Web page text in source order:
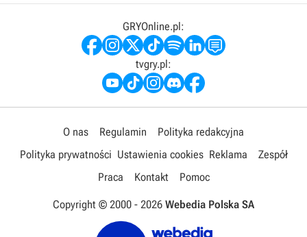
GRYOnline.pl:
tvgry.pl:
O nas Regulamin
Polityka redakcyjna
Polityka prywatności Ustawienia cookies Reklama
Zespół
Praca
Kontakt Pomoc
Copyright © 2000 - 2026 Webedia Polska SA